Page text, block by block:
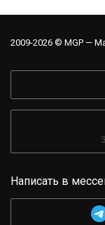
2009-2026 © MGP —
Написать в